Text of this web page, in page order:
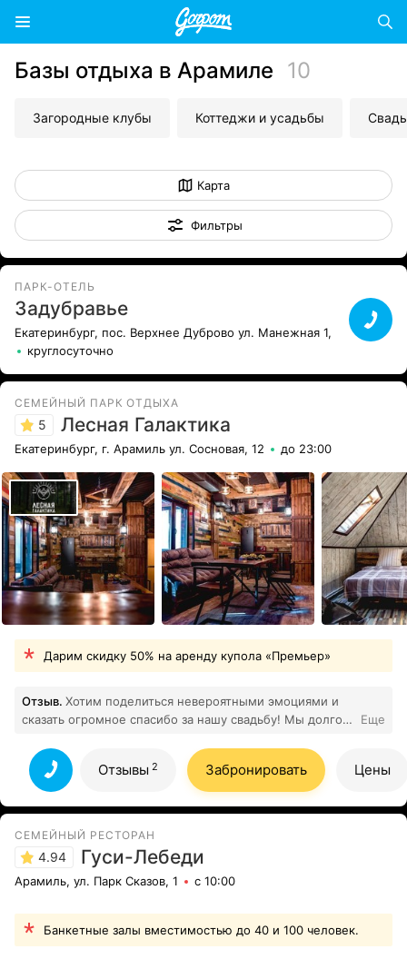
Базы отдыха в Арамиле 10
Загородные клубы Коттеджи и усадьбы
Карта
Фильтры
ПАРК-ОТЕЛЬ
Задубравье
Екатеринбург, пос. Верхнее Дуброво ул. Манежная 1,
круглосуточно
СЕМЕЙНЫЙ ПАРК ОТДЫХА
5 Лесная Галактика
Екатеринбург, г. Арамиль ул. Сосновая, 12 до 23:00
Дарим скидку 50% на аренду купола «Премьер»
Отзыв. Хотим поделиться невероятными эмоциями и
сказать огромное спасибо за нашу свадьбу! Мы долго
площадкой, а чем-то особенным, запоминающимся. И
когда увидели свадебный купол — поняли, что это
именно то, о чём мы мечтали. Наш день получился
именно таким, как мы хотели: современным,
душевным и немного космическим. Фотографии
получились просто фантастическими! Если вы ищете
нестандартную, романтичную и очень уютную
площадку для самого важного дня — от всей души
жизнь. Огромное спасибо создателям этого места за
Еще
Отзывы 2 Забронировать Цены
СЕМЕЙНЫЙ РЕСТОРАН
4.94 Гуси-Лебеди
Арамиль, ул. Парк Сказов, 1 с 10:00
Банкетные залы вместимостью до 40 и 100 человек.